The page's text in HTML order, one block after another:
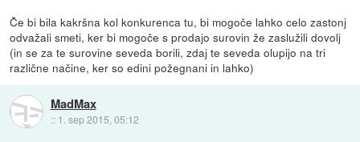
Če bi bila kakršna kol konkurenca tu, bi mogoče lahko celo zastonj
odvažali smeti, ker bi mogoče s prodajo surovin že zaslužili dovolj
(in se za te surovine seveda borili, zdaj te seveda olupijo na tri
različne načine, ker so edini požegnani in lahko)
MadMax
:: 1. sep 2015, 05:12